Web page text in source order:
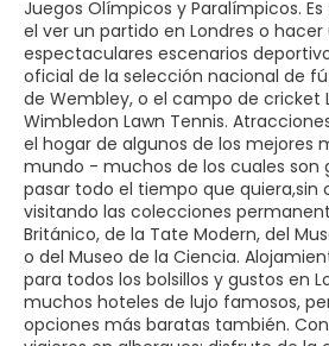
Juegos Olímpicos y Paralímpicos.
el ver un partido en Londres o
espectaculares escenarios
oficial de la selección nacional de
de Wembley, o el campo de cricket
Wimbledon Lawn Tennis.
el hogar de algunos de los mejores
mundo - muchos de los cuales son
pasar todo el tiempo que quiera,sin
visitando las colecciones
Británico, de la Tate Modern, del
o del Museo de la Ciencia.
para todos los bolsillos y gustos en
muchos hoteles de lujo famosos,
opciones más baratas también.